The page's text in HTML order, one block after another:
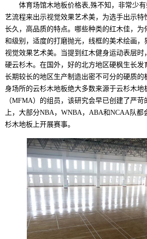
体育场馆木地板价格表,殊不知，非常少有
艺流程来出示视觉效果艺术美，为选手出示特
长久，高品质的特点。哪些种类的红木佳，为
和级别，适度的打磨抛光，线框的美术绘画，
视觉效果艺术美。当提到红木健身运动表层时
硬云杉木。在国外，好的北方地区硬枫生长发
长期较长的地区生产制造出密不可分的硬质的
身场所的云杉木地板绝大多数来源于云杉木地
（MFMA）的组员，该研究会早已创建了严
上，大部分NBA，WNBA，ABA和NCAA队
杉木地板上开展赛事。